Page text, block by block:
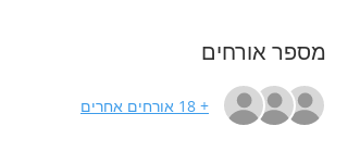
מספר אורחים
+ 18 אורחים אחרים